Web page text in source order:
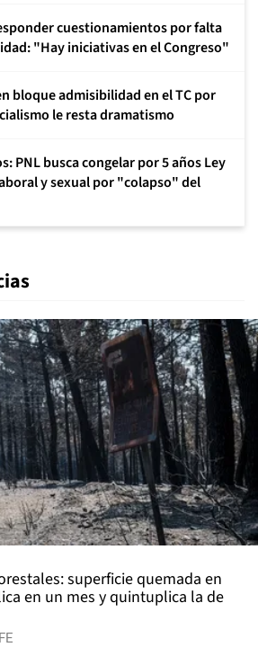
cuestionamientos por falta
"Hay iniciativas en el Congreso"
bloque admisibilidad en el TC por
le resta dramatismo
PNL busca congelar por 5 años Ley
y sexual por "colapso" del
superficie quemada en
en un mes y quintuplica la de